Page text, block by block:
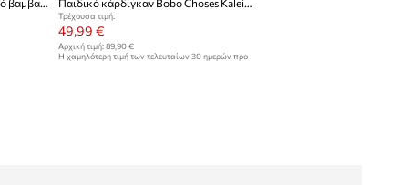
Bobo Choses πουλόβερ παιδικό βαμβακερό Lake Monster Παιδικό κάρδιγκαν Bobo Choses Kaleidoscope
Τρέχουσα τιμή:
49,99 €
Αρχική τιμή:89,90 €
Η χαμηλότερη τιμή των τελευταίων 30 ημερών προ